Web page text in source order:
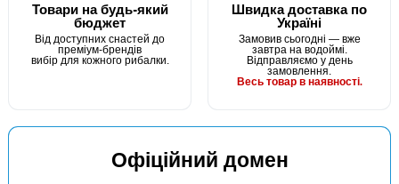
Товари на будь-який
бюджет
Від доступних снастей до
преміум-брендів
вибір для кожного рибалки.
Швидка доставка по
Україні
Замовив сьогодні — вже
завтра на водоймі.
Відправляємо у день
замовлення.
Весь товар в наявності.
Офіційний домен